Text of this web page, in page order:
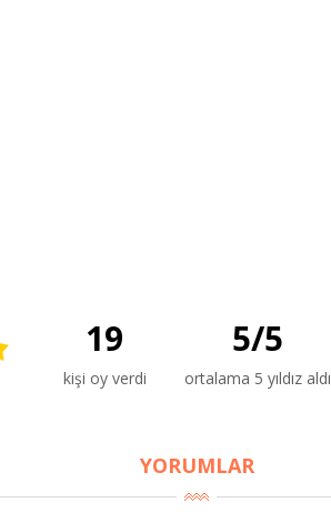
19
kişi oy verdi
5/5
ortalama 5 yıldız aldı
YORUMLAR